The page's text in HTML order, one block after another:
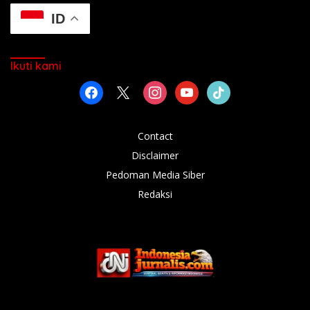
ID
Ikuti kami
facebook instagramyoutubetiktok
Contact
Disclaimer
Pedoman Media Siber
Redaksi